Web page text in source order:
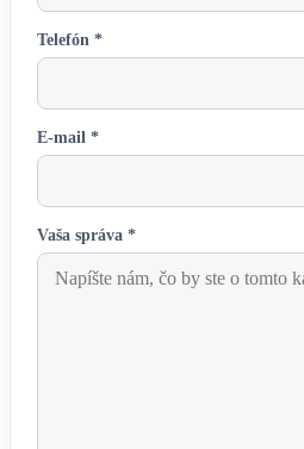
Telefón *
E-mail *
Vaša správa *